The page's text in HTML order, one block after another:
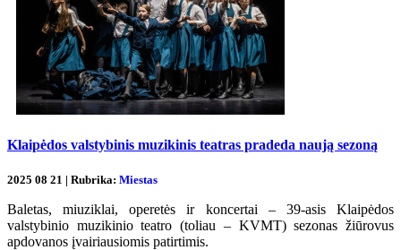
Klaipėdos valstybinis muzikinis teatras pradeda naują sezoną
2025 08 21 | Rubrika: Miestas
Baletas, miuziklai, operetės ir koncertai – 39-asis Klaipėdos
valstybinio muzikinio teatro (toliau – KVMT) sezonas žiūrovus
apdovanos įvairiausiomis patirtimis.